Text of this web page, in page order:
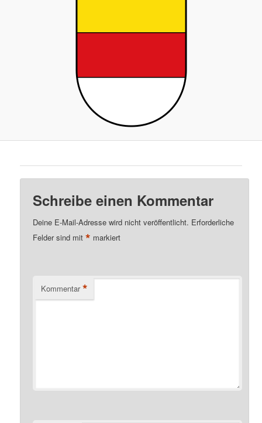
Schreibe einen Kommentar
Deine E-Mail-Adresse wird nicht veröffentlicht. Erforderliche
Felder sind mit* markiert
Kommentar *